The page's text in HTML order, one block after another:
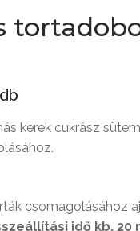
kerek cukrász
csomagolásához
idő kb. 20